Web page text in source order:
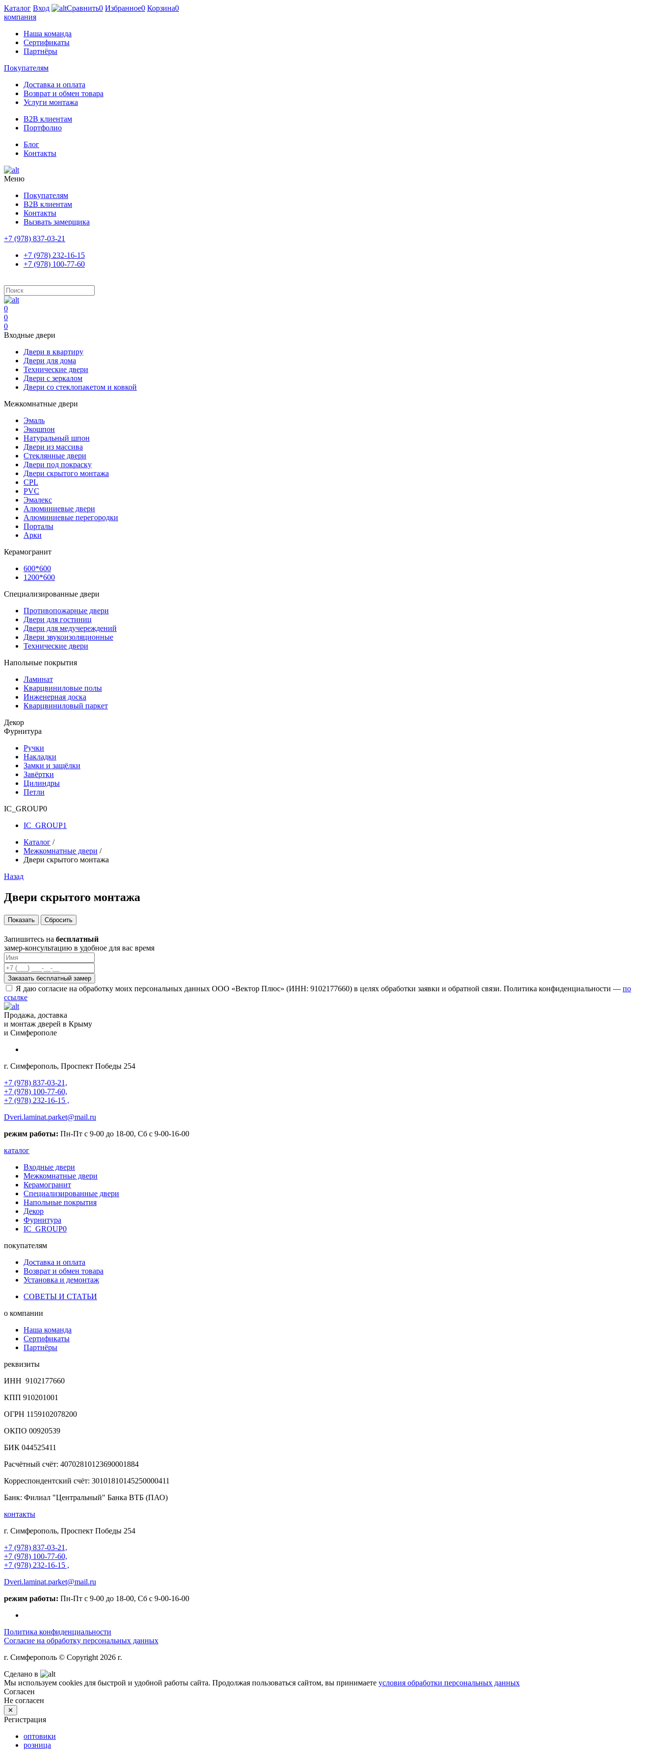
Каталог Вход Сравнить0 Избранное0 Корзина0
компания
Наша команда
Сертификаты
Партнёры
Покупателям
Доставка и оплата
Возврат и обмен товара
Услуги монтажа
B2B клиентам
Портфолио
Блог
Контакты
Меню
Покупателям
B2B клиентам
Контакты
Вызвать замерщика
+7 (978) 837-03-21
+7 (978) 232-16-15
+7 (978) 100-77-60
0
0
0
Входные двери
Двери в квартиру
Двери для дома
Технические двери
Двери с зеркалом
Двери со стеклопакетом и ковкой
Межкомнатные двери
Эмаль
Экошпон
Натуральный шпон
Двери из массива
Стеклянные двери
Двери под покраску
Двери скрытого монтажа
CPL
PVC
Эмалекс
Алюминиевые двери
Алюминиевые перегородки
Порталы
Арки
Керамогранит
600*600
1200*600
Специализированные двери
Противопожарные двери
Двери для гостиниц
Двери для медучереждений
Двери звукоизоляционные
Технические двери
Напольные покрытия
Ламинат
Кварцвиниловые полы
Инженерная доска
Кварцвиниловый паркет
Декор
Фурнитура
Ручки
Накладки
Замки и защёлки
Завёртки
Цилиндры
Петли
IC_GROUP0
IC_GROUP1
Каталог /
Межкомнатные двери /
Двери скрытого монтажа
Назад
Двери скрытого монтажа
Запишитесь на бесплатный
замер-консультацию в удобное для вас время
Заказать бесплатный замер
Я даю согласие на обработку моих персональных данных ООО «Вектор Плюс» (ИНН: 9102177660) в целях обработки заявки и обратной связи. Политика конфиденциальности — по
ссылке
Продажа, доставка
и монтаж дверей в Крыму
и Симферополе
г. Симферополь, Проспект Победы 254
+7 (978) 837-03-21,
+7 (978) 100-77-60,
+7 (978) 232-16-15 ,
Dveri.laminat.parket@mail.ru
режим работы: Пн-Пт с 9-00 до 18-00, Сб с 9-00-16-00
каталог
Входные двери
Межкомнатные двери
Керамогранит
Специализированные двери
Напольные покрытия
Декор
Фурнитура
IC_GROUP0
покупателям
Доставка и оплата
Возврат и обмен товара
Установка и демонтаж
СОВЕТЫ И СТАТЬИ
о компании
Наша команда
Сертификаты
Партнёры
реквизиты
ИНН 9102177660
КПП 910201001
ОГРН 1159102078200
ОКПО 00920539
БИК 044525411
Расчётный счёт: 40702810123690001884
Корреспондентский счёт: 30101810145250000411
Банк: Филиал "Центральный" Банка ВТБ (ПАО)
контакты
г. Симферополь, Проспект Победы 254
+7 (978) 837-03-21,
+7 (978) 100-77-60,
+7 (978) 232-16-15 ,
Dveri.laminat.parket@mail.ru
режим работы: Пн-Пт с 9-00 до 18-00, Сб с 9-00-16-00
Политика конфиденциальности
Согласие на обработку персональных данных
г. Симферополь © Copyright 2026 г.
Сделано в
Мы используем cookies для быстрой и удобной работы сайта. Продолжая пользоваться сайтом, вы принимаете условия обработки персональных данных
Согласен
Не согласен
✕
Регистрация
оптовики
розница